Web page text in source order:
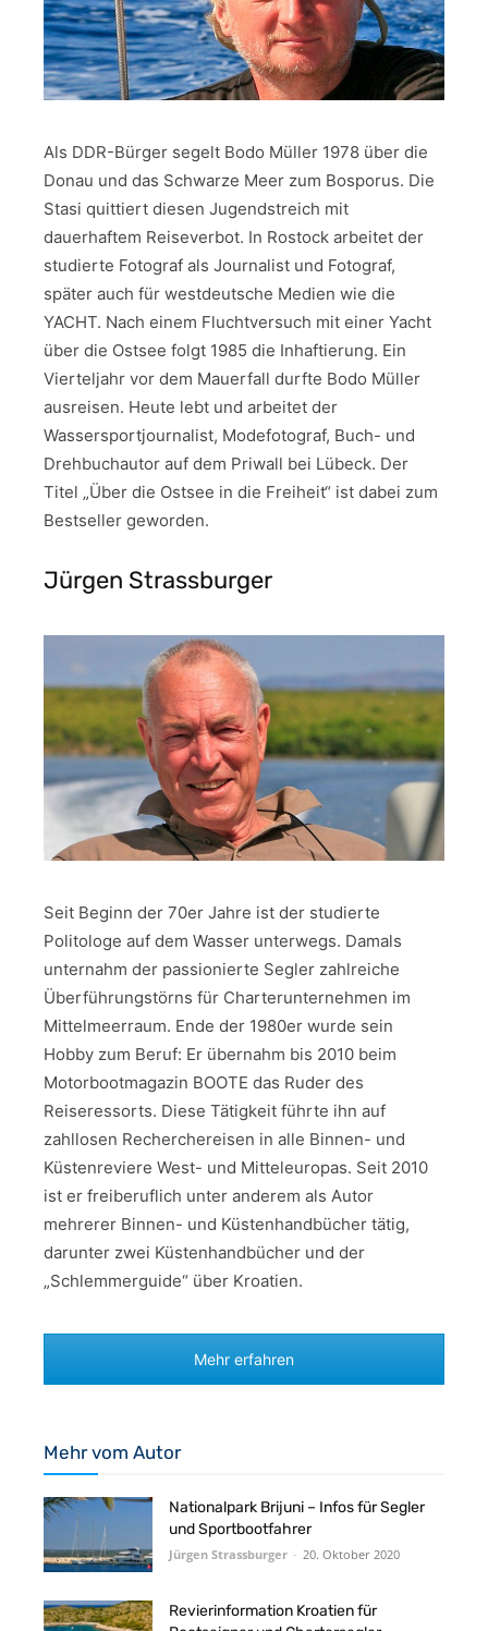
Als DDR-Bürger segelt Bodo Müller 1978 über die
Donau und das Schwarze Meer zum Bosporus. Die
Stasi quittiert diesen Jugendstreich mit
dauerhaftem Reiseverbot. In Rostock arbeitet der
studierte Fotograf als Journalist und Fotograf,
später auch für westdeutsche Medien wie die
YACHT. Nach einem Fluchtversuch mit einer Yacht
über die Ostsee folgt 1985 die Inhaftierung. Ein
Vierteljahr vor dem Mauerfall durfte Bodo Müller
ausreisen. Heute lebt und arbeitet der
Wassersportjournalist, Modefotograf, Buch- und
Drehbuchautor auf dem Priwall bei Lübeck. Der
Titel „Über die Ostsee in die Freiheit“ ist dabei zum
Bestseller geworden.
Jürgen Strassburger
Seit Beginn der 70er Jahre ist der studierte
Politologe auf dem Wasser unterwegs. Damals
unternahm der passionierte Segler zahlreiche
Überführungstörns für Charterunternehmen im
Mittelmeerraum. Ende der 1980er wurde sein
Hobby zum Beruf: Er übernahm bis 2010 beim
Motorbootmagazin BOOTE das Ruder des
Reiseressorts. Diese Tätigkeit führte ihn auf
zahllosen Recherchereisen in alle Binnen- und
Küstenreviere West- und Mitteleuropas. Seit 2010
ist er freiberuflich unter anderem als Autor
mehrerer Binnen- und Küstenhandbücher tätig,
darunter zwei Küstenhandbücher und der
„Schlemmerguide“ über Kroatien.
Mehr erfahren
Mehr vom Autor
Nationalpark Brijuni – Infos für Segler
und Sportbootfahrer
Jürgen Strassburger - 20. Oktober 2020
Revierinformation Kroatien für